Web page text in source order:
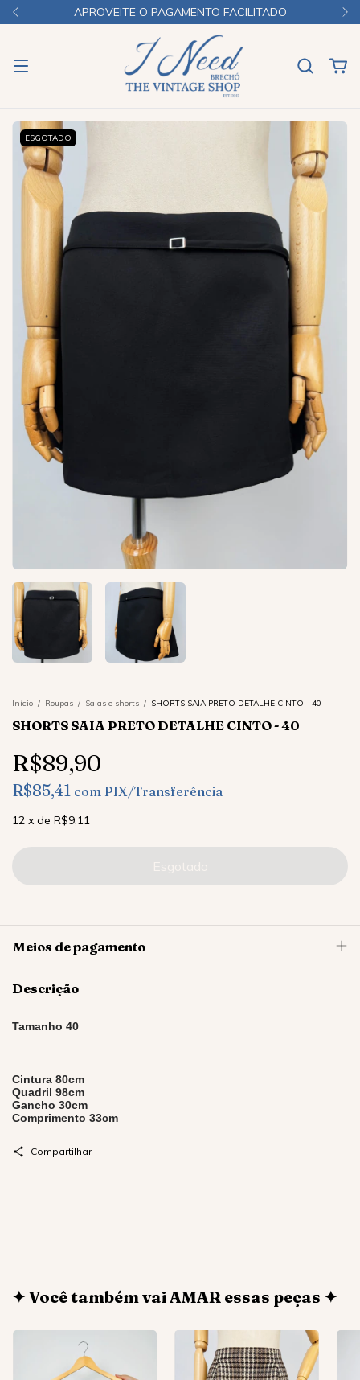
APROVEITE O PAGAMENTO FACILITADO
ESGOTADO
Início / Roupas / Saias e shorts / SHORTS SAIA PRETO DETALHE CINTO - 40
SHORTS SAIA PRETO DETALHE CINTO - 40
R$89,90
R$85,41 com PIX/Transferência
12 x de R$9,11
Meios de pagamento
Descrição
Tamanho 40
Cintura 80cm
Quadril 98cm
Gancho 30cm
Comprimento 33cm
Compartilhar
✦ Você também vai AMAR essas peças ✦